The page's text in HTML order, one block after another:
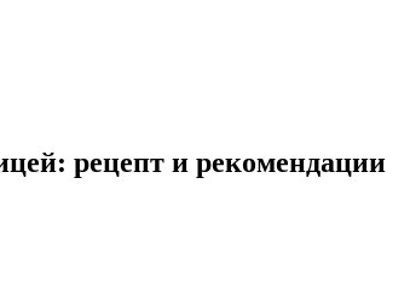
рецепт и рекомендации